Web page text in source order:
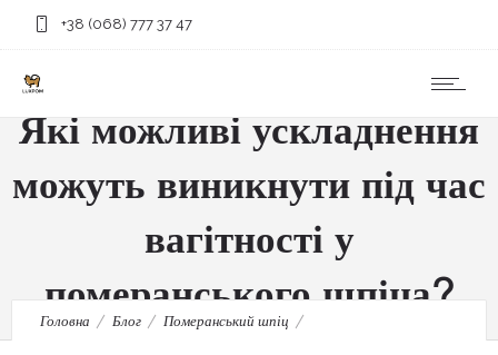
+38 (068) 777 37 47
Які можливі ускладнення
можуть виникнути під час
вагітності у
померанського шпіца?
Головна Блог Померанський шпіц